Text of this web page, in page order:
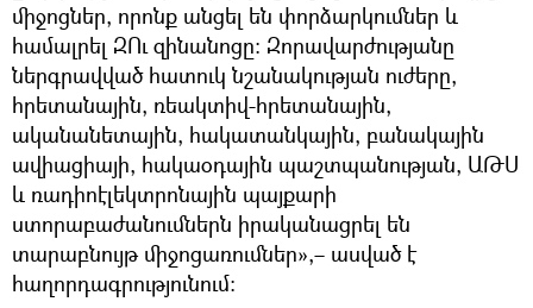
միջոցներ, որոնք անցել են փորձարկումներ և
համալրել ԶՈւ զինանոցը: Զորավարժությանը
ներգրավված հատուկ նշանակության ուժերը,
հրետանային, ռեակտիվ-հրետանային,
ականանետային, հակատանկային, բանակային
ավիացիայի, հակաօդային պաշտպանության, ԱԹՍ
և ռադիոէլեկտրոնային պայքարի
ստորաբաժանումներն իրականացրել են
տարաբնույթ միջոցառումներ»,– ասված է
հաղորդագրությունում։